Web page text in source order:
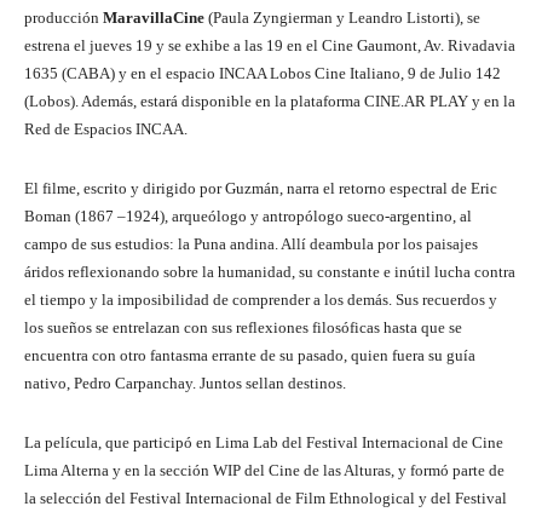
producción MaravillaCine (Paula Zyngierman y Leandro Listorti), se
estrena el jueves 19 y se exhibe a las 19 en el Cine Gaumont, Av. Rivadavia
1635 (CABA) y en el espacio INCAA Lobos Cine Italiano, 9 de Julio 142
(Lobos). Además, estará disponible en la plataforma CINE.AR PLAY y en la
Red de Espacios INCAA.
El filme, escrito y dirigido por Guzmán, narra el retorno espectral de Eric
Boman (1867 –1924), arqueólogo y antropólogo sueco-argentino, al
campo de sus estudios: la Puna andina. Allí deambula por los paisajes
áridos reflexionando sobre la humanidad, su constante e inútil lucha contra
el tiempo y la imposibilidad de comprender a los demás. Sus recuerdos y
los sueños se entrelazan con sus reflexiones filosóficas hasta que se
encuentra con otro fantasma errante de su pasado, quien fuera su guía
nativo, Pedro Carpanchay. Juntos sellan destinos.
La película, que participó en Lima Lab del Festival Internacional de Cine
Lima Alterna y en la sección WIP del Cine de las Alturas, y formó parte de
la selección del Festival Internacional de Film Ethnological y del Festival